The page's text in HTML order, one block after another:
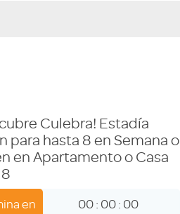
Culebra! Estadía
para hasta 8 en Semana o
en Apartamento o Casa
en 00: 00: 00